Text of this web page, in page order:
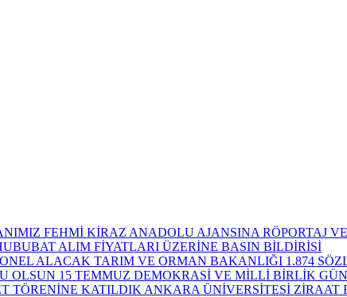
FEHMİ KİRAZ ANADOLU AJANSINA RÖPORTAJ
ALIM FİYATLARI ÜZERİNE BASIN BİLDİRİSİ
TARIM VE ORMAN BAKANLIĞI 1.874
15 TEMMUZ DEMOKRASİ VE MİLLİ BİRLİK
ANKARA ÜNİVERSİTESİ ZİRAAT